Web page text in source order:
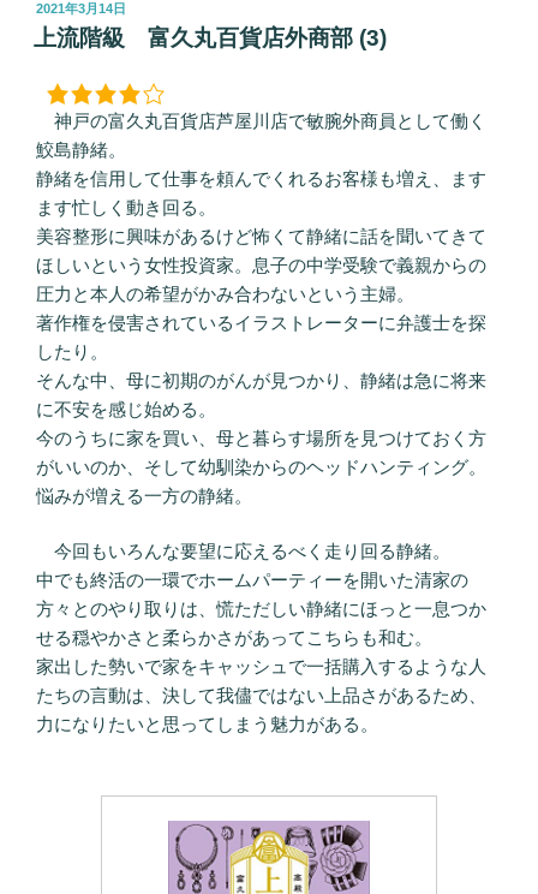
投
稿
日:
2021年3月14日
上流階級 富久丸百貨店外商部 (3)
神戸の富久丸百貨店芦屋川店で敏腕外商員として働く
鮫島静緒。
静緒を信用して仕事を頼んでくれるお客様も増え、ます
ます忙しく動き回る。
美容整形に興味があるけど怖くて静緒に話を聞いてきて
ほしいという女性投資家。息子の中学受験で義親からの
圧力と本人の希望がかみ合わないという主婦。
著作権を侵害されているイラストレーターに弁護士を探
したり。
そんな中、母に初期のがんが見つかり、静緒は急に将来
に不安を感じ始める。
今のうちに家を買い、母と暮らす場所を見つけておく方
がいいのか、そして幼馴染からのヘッドハンティング。
悩みが増える一方の静緒。
今回もいろんな要望に応えるべく走り回る静緒。
中でも終活の一環でホームパーティーを開いた清家の
方々とのやり取りは、慌ただしい静緒にほっと一息つか
せる穏やかさと柔らかさがあってこちらも和む。
家出した勢いで家をキャッシュで一括購入するような人
たちの言動は、決して我儘ではない上品さがあるため、
力になりたいと思ってしまう魅力がある。